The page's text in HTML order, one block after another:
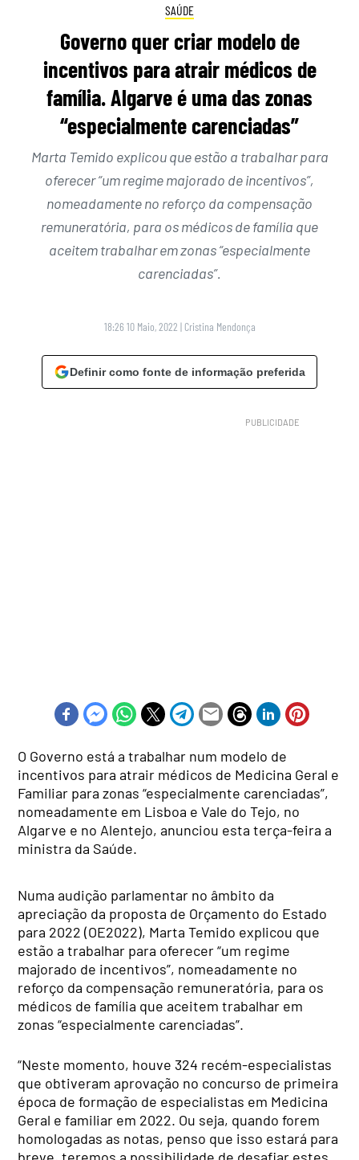
SAÚDE
Governo quer criar modelo de
incentivos para atrair médicos de
família. Algarve é uma das zonas
“especialmente carenciadas”
Marta Temido explicou que estão a trabalhar para
oferecer “um regime majorado de incentivos”,
nomeadamente no reforço da compensação
remuneratória, para os médicos de família que
aceitem trabalhar em zonas “especialmente
carenciadas”.
18:26 10 Maio, 2022 | Cristina Mendonça
Definir como fonte de informação preferida
O Governo está a trabalhar num modelo de
incentivos para atrair médicos de Medicina Geral e
Familiar para zonas “especialmente carenciadas”,
nomeadamente em Lisboa e Vale do Tejo, no
Algarve e no Alentejo, anunciou esta terça-feira a
ministra da Saúde.
Numa audição parlamentar no âmbito da
apreciação da proposta de Orçamento do Estado
para 2022 (OE2022), Marta Temido explicou que
estão a trabalhar para oferecer “um regime
majorado de incentivos”, nomeadamente no
reforço da compensação remuneratória, para os
médicos de família que aceitem trabalhar em
zonas “especialmente carenciadas”.
“Neste momento, houve 324 recém-especialistas
que obtiveram aprovação no concurso de primeira
época de formação de especialistas em Medicina
Geral e familiar em 2022. Ou seja, quando forem
homologadas as notas, penso que isso estará para